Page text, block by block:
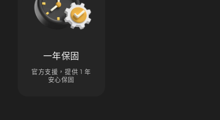
一年保固
官方支援，提供 1 年
安心保固